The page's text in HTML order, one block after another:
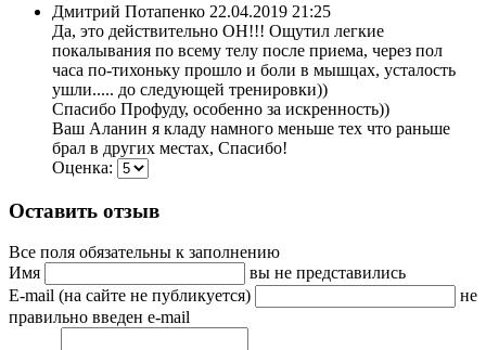
Дмитрий Потапенко 22.04.2019 21:25
Да, это действительно ОН!!! Ощутил легкие
покалывания по всему телу после приема, через пол
часа по-тихоньку прошло и боли в мышцах, усталость
ушли..... до следующей тренировки))
Спасибо Профуду, особенно за искренность))
Ваш Аланин я кладу намного меньше тех что раньше
брал в других местах, Спасибо!
Оценка:
Оставить отзыв
Все поля обязательны к заполнению
Имя
вы не представились
E-mail (на сайте не публикуется)
не
правильно введен e-mail